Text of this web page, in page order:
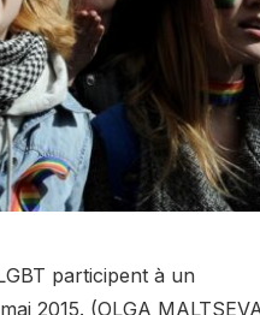
participent à un
2015. (OLGA